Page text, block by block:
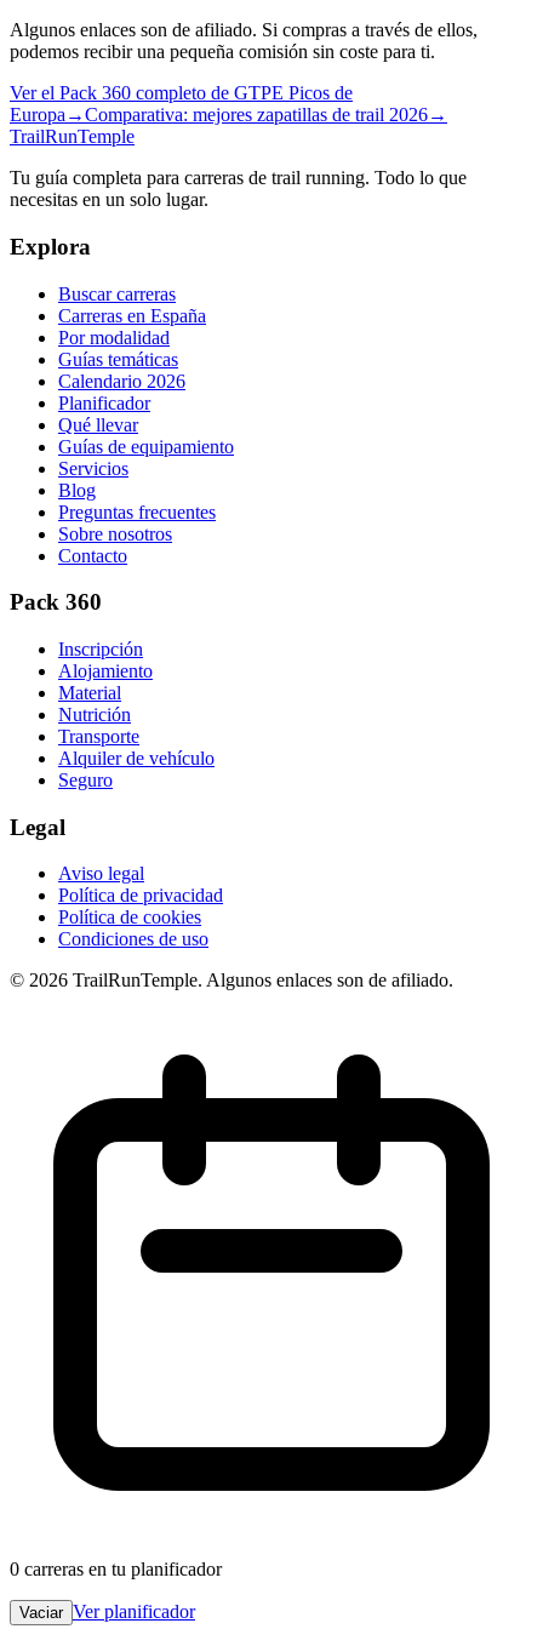
Algunos enlaces son de afiliado. Si compras a través de ellos,
podemos recibir una pequeña comisión sin coste para ti.
Ver el Pack 360 completo de GTPE Picos de
Europa →Comparativa: mejores zapatillas de trail 2026→
TrailRunTemple
Tu guía completa para carreras de trail running. Todo lo que
necesitas en un solo lugar.
Explora
Buscar carreras
Carreras en España
Por modalidad
Guías temáticas
Calendario 2026
Planificador
Qué llevar
Guías de equipamiento
Servicios
Blog
Preguntas frecuentes
Sobre nosotros
Contacto
Pack 360
Inscripción
Alojamiento
Material
Nutrición
Transporte
Alquiler de vehículo
Seguro
Legal
Aviso legal
Política de privacidad
Política de cookies
Condiciones de uso
© 2026 TrailRunTemple. Algunos enlaces son de afiliado.
0 carreras en tu planificador
Vaciar Ver planificador